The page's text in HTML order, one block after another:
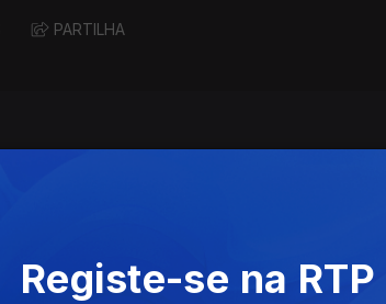
PARTILHA
Registe-se na RTP